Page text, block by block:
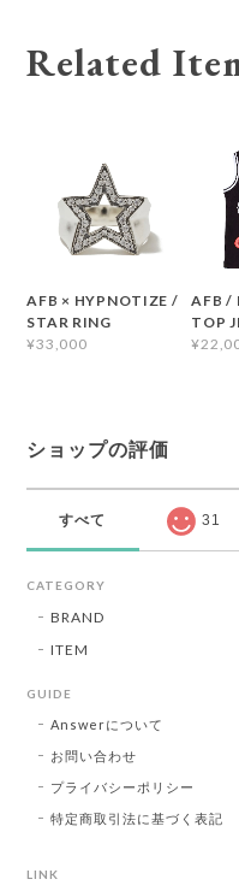
Related
AFB × HYPNOTIZE /
STAR RING
¥33,000
AFB /
TOP
ショップの評価
すべて 31
CATEGORY
BRAND
ITEM
GUIDE
Answerについて
お問い合わせ
プライバシーポリシー
特定商取引法に基づく表記
LINK